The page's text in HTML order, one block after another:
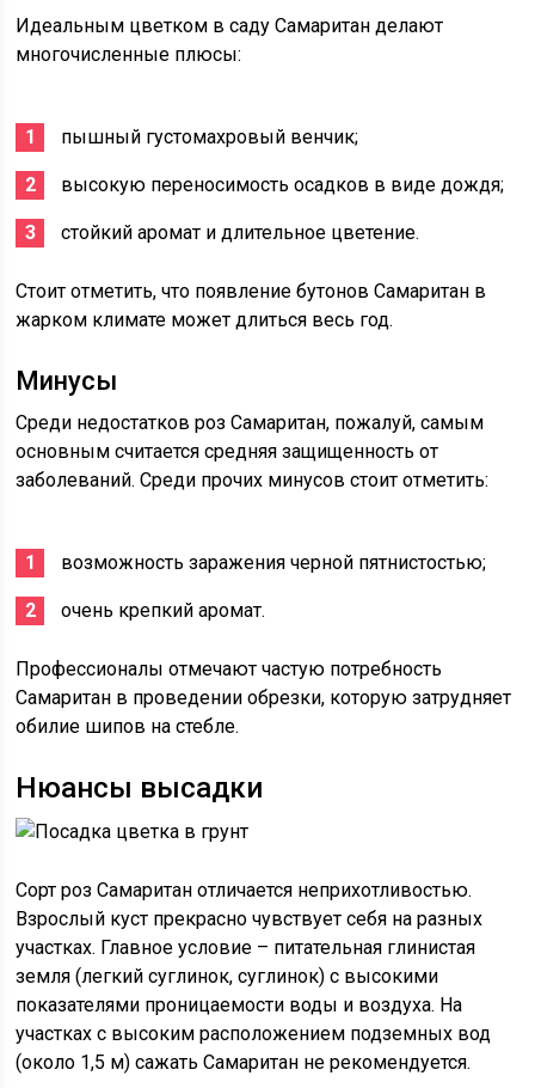
Идеальным цветком в саду Самаритан делают
многочисленные плюсы:
пышный густомахровый венчик;
высокую переносимость осадков в виде дождя;
стойкий аромат и длительное цветение.
Стоит отметить, что появление бутонов Самаритан в
жарком климате может длиться весь год.
Минусы
Среди недостатков роз Самаритан, пожалуй, самым
основным считается средняя защищенность от
заболеваний. Среди прочих минусов стоит отметить:
возможность заражения черной пятнистостью;
очень крепкий аромат.
Профессионалы отмечают частую потребность
Самаритан в проведении обрезки, которую затрудняет
обилие шипов на стебле.
Нюансы высадки
Сорт роз Самаритан отличается неприхотливостью.
Взрослый куст прекрасно чувствует себя на разных
участках. Главное условие – питательная глинистая
земля (легкий суглинок, суглинок) с высокими
показателями проницаемости воды и воздуха. На
участках с высоким расположением подземных вод
(около 1,5 м) сажать Самаритан не рекомендуется.